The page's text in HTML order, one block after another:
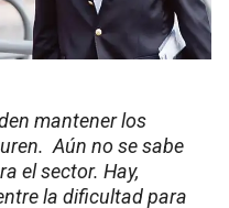
mantener los
Aún no se sabe
el sector. Hay,
la dificultad para